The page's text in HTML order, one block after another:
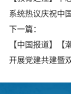
系统热议庆祝中
下一篇：
【中国报道】
开展党建共建暨